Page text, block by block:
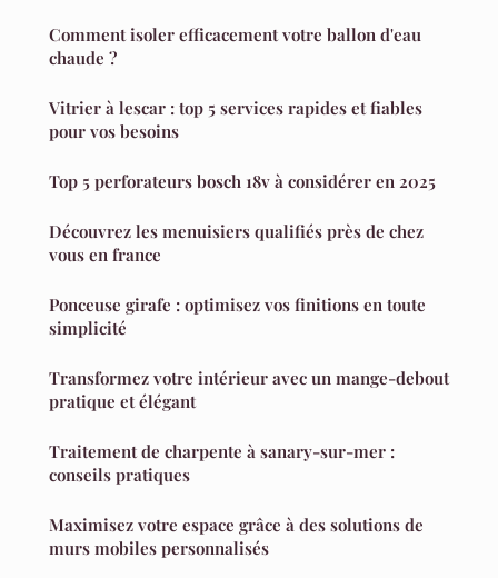
Comment isoler efficacement votre ballon d'eau
chaude ?
Vitrier à lescar : top 5 services rapides et fiables
pour vos besoins
Top 5 perforateurs bosch 18v à considérer en 2025
Découvrez les menuisiers qualifiés près de chez
vous en france
Ponceuse girafe : optimisez vos finitions en toute
simplicité
Transformez votre intérieur avec un mange-debout
pratique et élégant
Traitement de charpente à sanary-sur-mer :
conseils pratiques
Maximisez votre espace grâce à des solutions de
murs mobiles personnalisés